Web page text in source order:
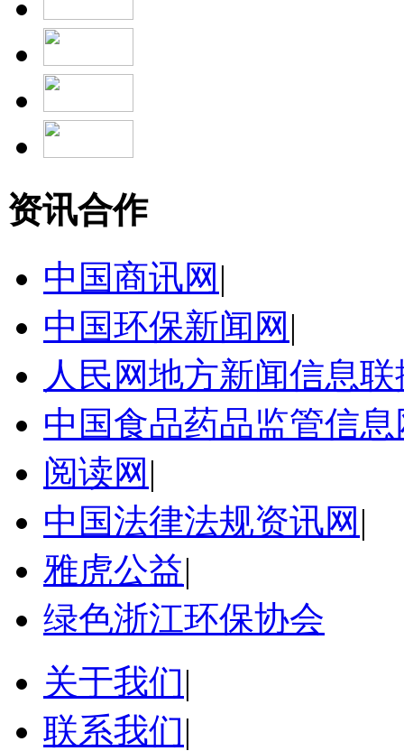
资讯合作
中国商讯网 |
中国环保新闻网 |
人民网地方新闻信息联
中国食品药品监管信息
阅读网 |
中国法律法规资讯网 |
雅虎公益|
绿色浙江环保协会
关于我们|
联系我们|